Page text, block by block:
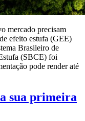
mercado precisam
efeito estufa (GEE)
Brasileiro de
(SBCE) foi
pode render até
sua primeira